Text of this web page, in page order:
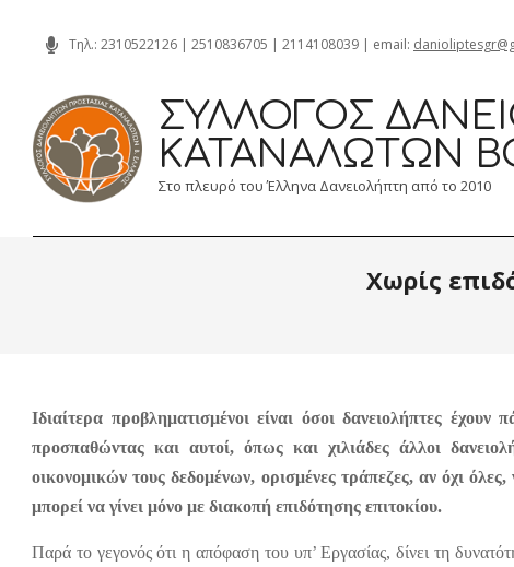
content
Τηλ.: 2310522126 | 2510836705 | 2114108039 | email:
ΣΎΛΛΟΓΟΣ
ΚΑΤΑΝΑΛΩΤΏΝ
Στο πλευρό του Έλληνα Δανειολήπτη από το 2010
Χωρίς
Ιδιαίτερα προβληματισμένοι είναι όσοι δανειολήπτες
προσπαθώντας και αυτοί, όπως και χιλιάδες άλλοι
οικονομικών τους δεδομένων, ορισμένες τράπεζες, αν όχι
μπορεί να γίνει μόνο με διακοπή επιδότησης επιτοκίου.
Παρά το γεγονός ότι η απόφαση του υπ’ Εργασίας, δίνει τη